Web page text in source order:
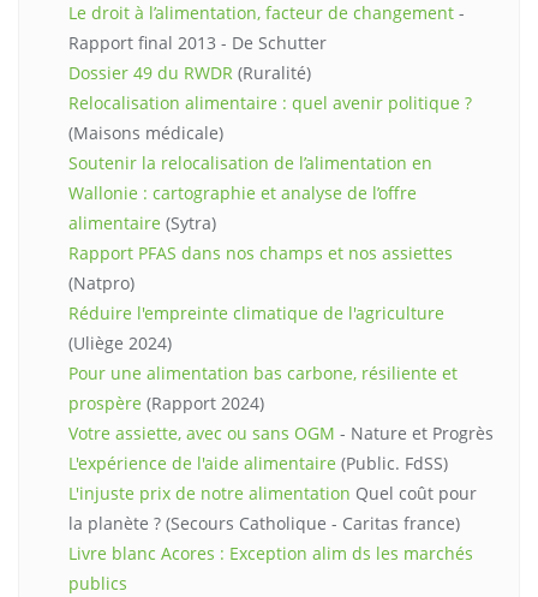
Le droit à l’alimentation, facteur de changement -
Rapport final 2013 - De Schutter
Dossier 49 du RWDR (Ruralité)
Relocalisation alimentaire : quel avenir politique ?
(Maisons médicale)
Soutenir la relocalisation de l’alimentation en
Wallonie : cartographie et analyse de l’offre
alimentaire (Sytra)
Rapport PFAS dans nos champs et nos assiettes
(Natpro)
Réduire l'empreinte climatique de l'agriculture
(Uliège 2024)
Pour une alimentation bas carbone, résiliente et
prospère (Rapport 2024)
Votre assiette, avec ou sans OGM - Nature et Progrès
L'expérience de l'aide alimentaire (Public. FdSS)
L'injuste prix de notre alimentation Quel coût pour
la planète ? (Secours Catholique - Caritas france)
Livre blanc Acores : Exception alim ds les marchés
publics